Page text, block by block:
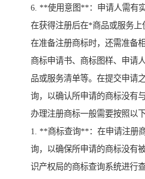
6. **使用意图**：申请人需有
在获得注册后在*商品或服务上
在准备注册商标时，还需准备
商标申请书、商标图样、申请
品或服务清单等。在提交申请
询，以确认所申请的商标没有
办理注册商标一般需要按照以
1. **商标查询**：在申请注册
询，以确保所申请的商标没有
识产权局的商标查询系统进行查